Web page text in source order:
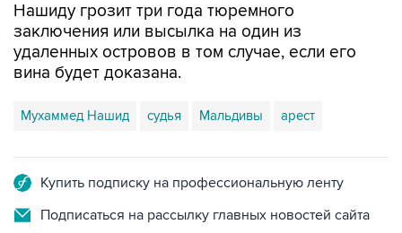
Нашиду грозит три года тюремного
заключения или высылка на один из
удаленных островов в том случае, если его
вина будет доказана.
Мухаммед Нашид судья Мальдивы арест
Купить подписку на профессиональную ленту
Подписаться на рассылку главных новостей сайта